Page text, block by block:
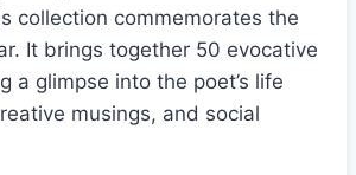
collection commemorates the
It brings together 50 evocative
a glimpse into the poet’s life
musings, and social